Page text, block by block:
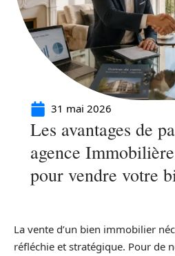
31 mai 2026
Les avantages de
agence
pour vendre votre
La vente d’un bien immobilier
réfléchie et stratégique. Pour de